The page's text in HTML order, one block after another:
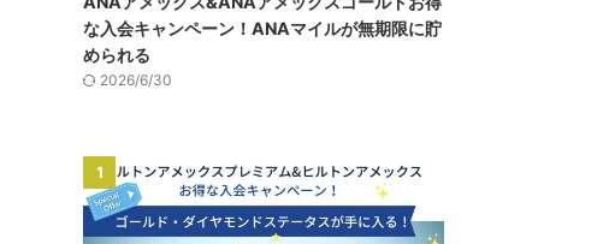
な入会キャンペーン！ANAマイルが無期限に貯
められる
2026/6/30
1